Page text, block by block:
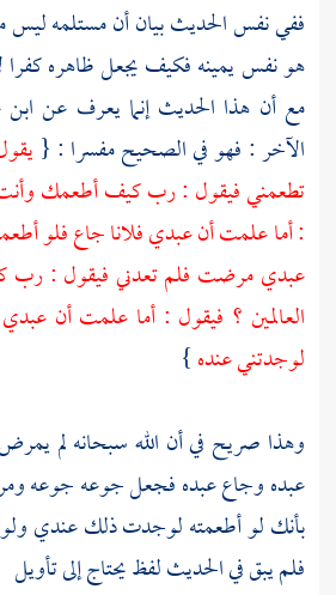
ففي نفس الحديث بيان أن مستلمه ليس
هو نفس يمينه فكيف يجعل ظاهره كفرا
مع أن هذا الحديث إنما يعرف عن
الآخر : فهو في الصحيح مفسرا : {
تطعمني فيقول : رب كيف أطعمك وأنت
: أما علمت أن عبدي فلانا جاع فلو
عبدي مرضت فلم تعدني فيقول :
العالمين ؟ فيقول : أما علمت أن
لوجدتني عنده}
وهذا صريح في أن الله سبحانه لم
عبده وجاع عبده فجعل جوعه جوعه
بأنك لو أطعمته لوجدت ذلك عندي
فلم يبق في الحديث لفظ يحتاج إلى تأويل